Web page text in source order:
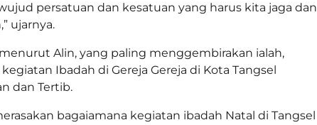
persatuan dan kesatuan yang harus kita jaga dan
ujarnya.
Alin, yang paling menggembirakan ialah,
Ibadah di Gereja Gereja di Kota Tangsel
dan Tertib.
bagaiamana kegiatan ibadah Natal di Tangsel